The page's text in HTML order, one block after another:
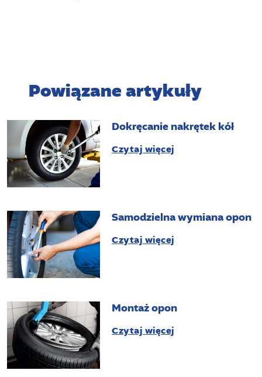
Powiązane artykuły
Dokręcanie nakrętek kół
Czytaj więcej
Samodzielna wymiana opon
Czytaj więcej
Montaż opon
Czytaj więcej